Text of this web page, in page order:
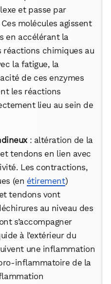
et passe par
molécules agissent
en accélérant la
réactions chimiques au
la fatigue, la
de ces enzymes
les réactions
lieu au sein de
: altération de la
tendons en lien avec
Les contractions,
(en étirement)
tendons vont
au niveau des
s’accompagner
à l’extérieur du
une inflammation
inflammatoire de la